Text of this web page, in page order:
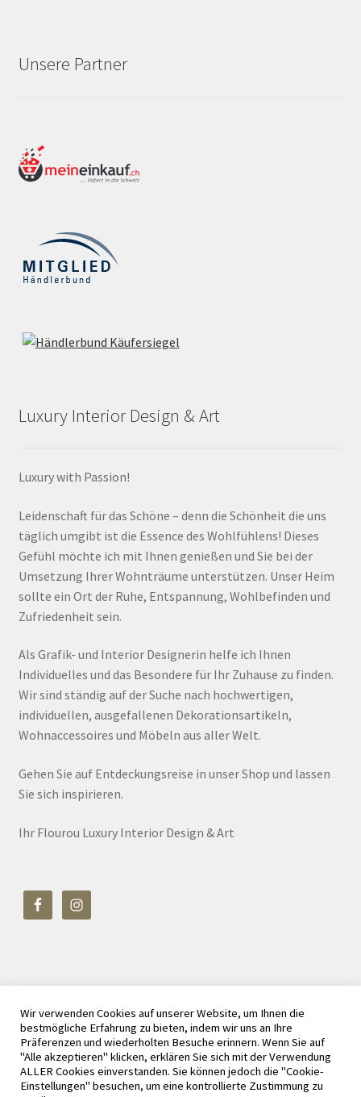
Unsere Partner
Luxury Interior Design & Art
Luxury with Passion!
Leidenschaft für das Schöne – denn die Schönheit die uns
täglich umgibt ist die Essence des Wohlfühlens! Dieses
Gefühl möchte ich mit Ihnen genießen und Sie bei der
Umsetzung Ihrer Wohnträume unterstützen. Unser Heim
sollte ein Ort der Ruhe, Entspannung, Wohlbefinden und
Zufriedenheit sein.
Als Grafik- und Interior Designerin helfe ich Ihnen
Individuelles und das Besondere für Ihr Zuhause zu finden.
Wir sind ständig auf der Suche nach hochwertigen,
individuellen, ausgefallenen Dekorationsartikeln,
Wohnaccessoires und Möbeln aus aller Welt.
Gehen Sie auf Entdeckungsreise in unser Shop und lassen
Sie sich inspirieren.
Ihr Flourou Luxury Interior Design & Art
© Flourou Luxury Interior Design & Art 2026
Datenschutz
Erstellt mit WooCommerce.
Wir verwenden Cookies auf unserer Website, um Ihnen die
bestmögliche Erfahrung zu bieten, indem wir uns an Ihre
Präferenzen und wiederholten Besuche erinnern. Wenn Sie auf
"Alle akzeptieren" klicken, erklären Sie sich mit der Verwendung
ALLER Cookies einverstanden. Sie können jedoch die "Cookie-
Einstellungen" besuchen, um eine kontrollierte Zustimmung zu